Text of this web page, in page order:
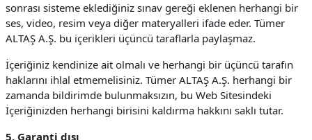
sonrası sisteme eklediğiniz sınav gereği eklenen herhangi bir
ses, video, resim veya diğer materyalleri ifade eder. Tümer
ALTAŞ A.Ş. bu içerikleri üçüncü taraflarla paylaşmaz.
İçeriğiniz kendinize ait olmalı ve herhangi bir üçüncü tarafın
haklarını ihlal etmemelisiniz. Tümer ALTAŞ A.Ş. herhangi bir
zamanda bildirimde bulunmaksızın, bu Web Sitesindeki
İçeriğinizden herhangi birisini kaldırma hakkını saklı tutar.
5. Garanti dışı